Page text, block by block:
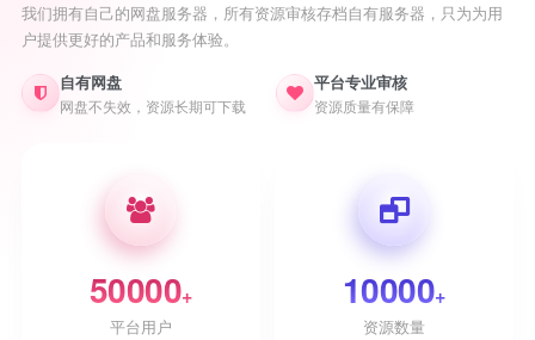
我们拥有自己的网盘服务器，所有资源审核存档自有服务器，只为为用
户提供更好的产品和服务体验。
自有网盘
网盘不失效，资源长期可下载
平台专业审核
资源质量有保障
50000+
平台用户
10000+
资源数量